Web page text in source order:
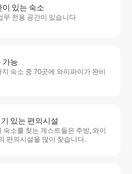
있는 숙소
무 전용 공간이 있습니다
가능
숙소 중 70곳에 와이파이가 완비
있는 편의시설
숙소를 찾는 게스트들은 주방, 와이
편의시설을 많이 찾습니다.